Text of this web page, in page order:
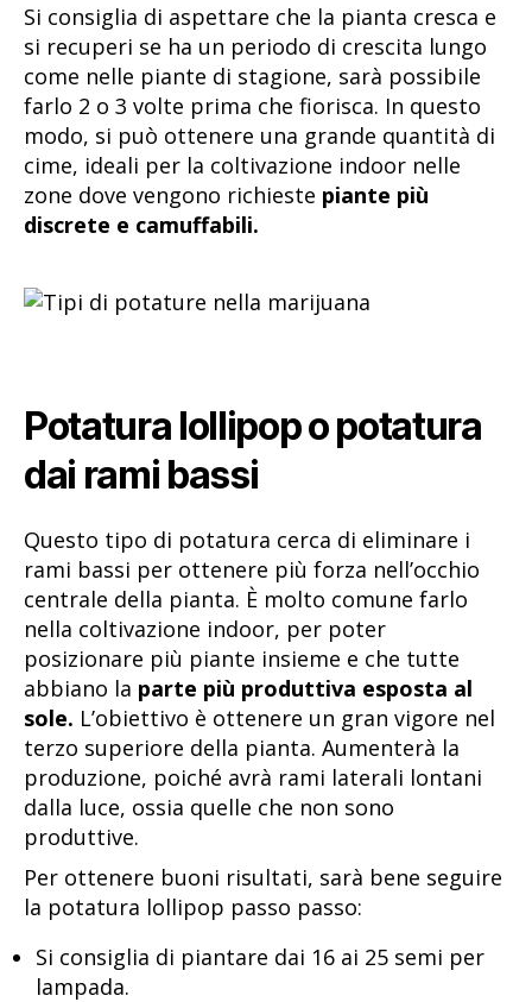
Si consiglia di aspettare che la pianta cresca e
si recuperi se ha un periodo di crescita lungo
come nelle piante di stagione, sarà possibile
farlo 2 o 3 volte prima che fiorisca. In questo
modo, si può ottenere una grande quantità di
cime, ideali per la coltivazione indoor nelle
zone dove vengono richieste piante più
discrete e camuffabili.
Potatura lollipop o potatura
dai rami bassi
Questo tipo di potatura cerca di eliminare i
rami bassi per ottenere più forza nell’occhio
centrale della pianta. È molto comune farlo
nella coltivazione indoor, per poter
posizionare più piante insieme e che tutte
abbiano la parte più produttiva esposta al
sole. L’obiettivo è ottenere un gran vigore nel
terzo superiore della pianta. Aumenterà la
produzione, poiché avrà rami laterali lontani
dalla luce, ossia quelle che non sono
produttive.
Per ottenere buoni risultati, sarà bene seguire
la potatura lollipop passo passo:
Si consiglia di piantare dai 16 ai 25 semi per
lampada.